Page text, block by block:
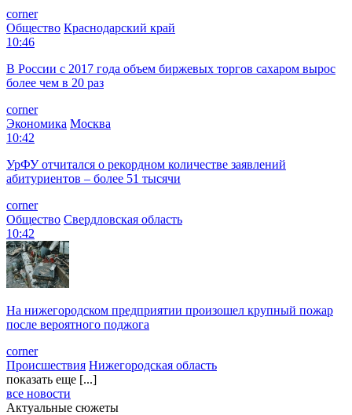
corner
Общество Краснодарский край
10:46
В России с 2017 года объем биржевых торгов сахаром вырос
более чем в 20 раз
corner
Экономика Москва
10:42
УрФУ отчитался о рекордном количестве заявлений
абитуриентов – более 51 тысячи
corner
Общество Свердловская область
10:42
На нижегородском предприятии произошел крупный пожар
после вероятного поджога
corner
Происшествия Нижегородская область
показать еще [...]
все новости
Актуальные сюжеты